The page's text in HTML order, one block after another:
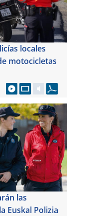
locales
motocicletas
las
Euskal Polizia